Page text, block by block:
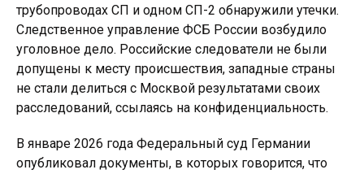
трубопроводах СП и одном СП-2 обнаружили утечки.
Следственное управление ФСБ России возбудило
уголовное дело. Российские следователи не были
допущены к месту происшествия, западные страны
не стали делиться с Москвой результатами своих
расследований, ссылаясь на конфиденциальность.
В январе 2026 года Федеральный суд Германии
опубликовал документы, в которых говорится, что